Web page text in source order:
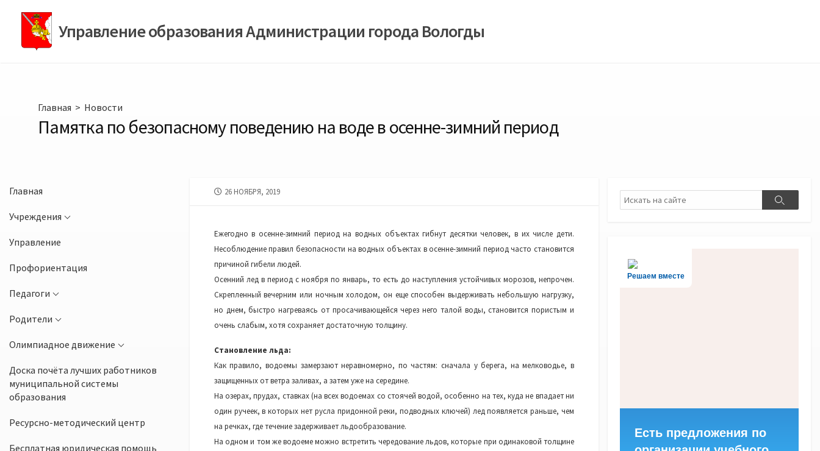
содержимомуУправление образования Администрации города Вологды
Главная > Новости
Памятка по безопасному поведению на воде в осенне-зимний период
Главная
Учреждения
Управление
Профориентация
Педагоги
Родители
Олимпиадное движение
Доска почёта лучших работников
муниципальной системы
образования
Ресурсно-методический центр
Бесплатная юридическая помощь
ДАТА
26 НОЯБРЯ, 2019
Ежегодно в осенне-зимний период на водных объектах гибнут десятки человек, в их числе дети.
Несоблюдение правил безопасности на водных объектах в осенне-зимний период часто становится
причиной гибели людей.
Осенний лед в период с ноября по январь, то есть до наступления устойчивых морозов, непрочен.
Скрепленный вечерним или ночным холодом, он еще способен выдерживать небольшую нагрузку,
но днем, быстро нагреваясь от просачивающейся через него талой воды, становится пористым и
очень слабым, хотя сохраняет достаточную толщину.
Становление льда:
Как правило, водоемы замерзают неравномерно, по частям: сначала у берега, на мелководье, в
защищенных от ветра заливах, а затем уже на середине.
На озерах, прудах, ставках (на всех водоемах со стоячей водой, особенно на тех, куда не впадает ни
один ручеек, в которых нет русла придонной реки, подводных ключей) лед появляется раньше, чем
на речках, где течение задерживает льдообразование.
На одном и том же водоеме можно встретить чередование льдов, которые при одинаковой толщине
Поиск
Поиск
Решаем вместе
Есть предложения по